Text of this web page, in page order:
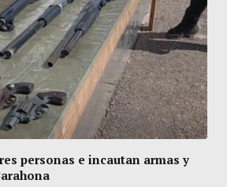
personas e incautan armas y